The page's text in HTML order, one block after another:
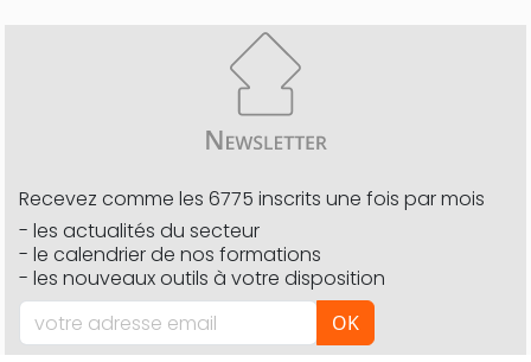
Recevez comme les 6775 inscrits une fois par mois
- les actualités du secteur
- le calendrier de nos formations
- les nouveaux outils à votre disposition
OK